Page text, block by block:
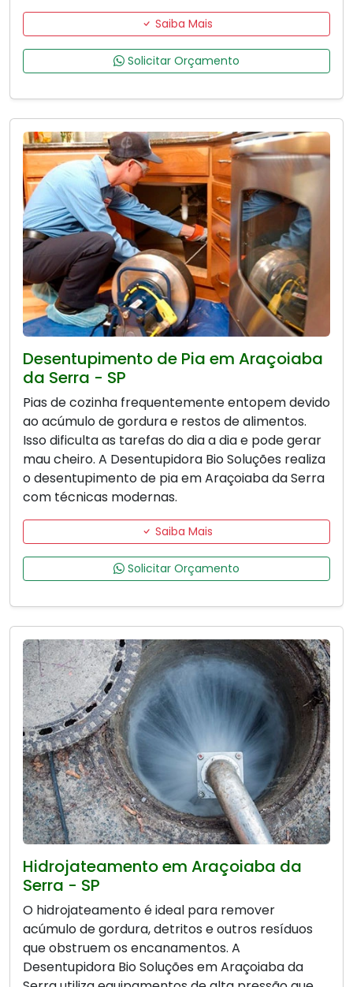
Saiba Mais
Solicitar Orçamento
Desentupimento de Pia em Araçoiaba
da Serra - SP
Pias de cozinha frequentemente entopem devido
ao acúmulo de gordura e restos de alimentos.
Isso dificulta as tarefas do dia a dia e pode gerar
mau cheiro. A Desentupidora Bio Soluções realiza
o desentupimento de pia em Araçoiaba da Serra
com técnicas modernas.
Saiba Mais
Solicitar Orçamento
Hidrojateamento em Araçoiaba da
Serra - SP
O hidrojateamento é ideal para remover
acúmulo de gordura, detritos e outros resíduos
que obstruem os encanamentos. A
Desentupidora Bio Soluções em Araçoiaba da